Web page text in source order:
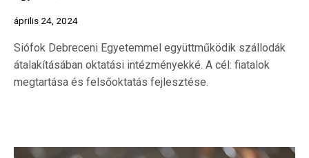
április 24, 2024
Siófok Debreceni Egyetemmel együttműködik szállodák
átalakításában oktatási intézményekké. A cél: fiatalok
megtartása és felsőoktatás fejlesztése.